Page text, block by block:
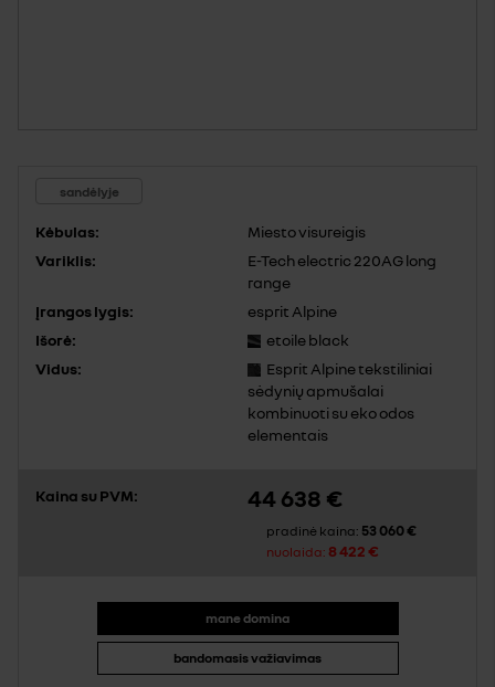
sandėlyje
Kėbulas:
Miesto visureigis
Variklis:
E-Tech electric 220AG long
range
Įrangos lygis:
esprit Alpine
Išorė:
etoile black
Vidus:
Esprit Alpine tekstiliniai
sėdynių apmušalai
kombinuoti su eko odos
elementais
Kaina su PVM: 44 638 €
pradinė kaina: 53 060 €
nuolaida: 8 422 €
mane domina
bandomasis važiavimas